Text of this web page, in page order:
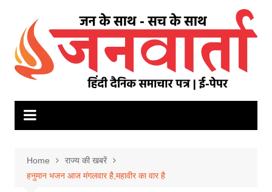
content
Home
राज्य की खबरें
हनुमान भजन आज मंगलवार है,महावीर का वार है